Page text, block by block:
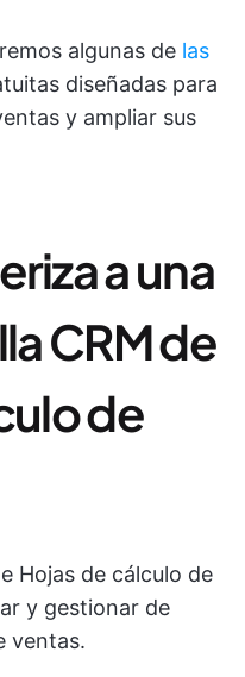
algunas de las
diseñadas para
y ampliar sus
a una
CRM de
de
Hojas de cálculo de
y gestionar de
ventas.